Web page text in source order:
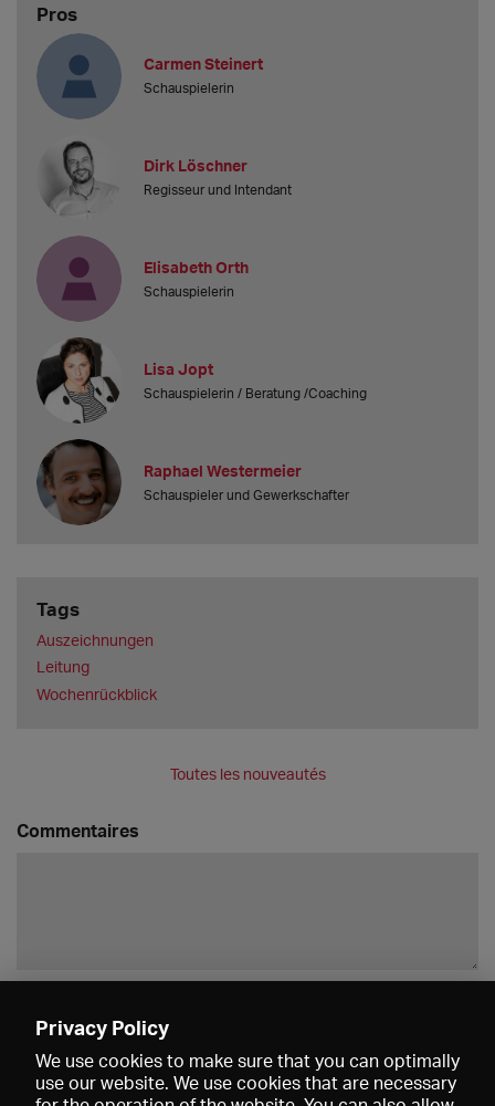
Pros
Carmen Steinert
Schauspielerin
Dirk Löschner
Regisseur und Intendant
Elisabeth Orth
Schauspielerin
Lisa Jopt
Schauspielerin / Beratung /Coaching
Raphael Westermeier
Schauspieler und Gewerkschafter
Tags
Auszeichnungen
Leitung
Wochenrückblick
Toutes les nouveautés
Commentaires
Privacy Policy
We use cookies to make sure that you can optimally
use our website. We use cookies that are necessary